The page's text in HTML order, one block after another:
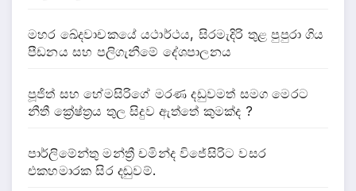
මහර ඛේදවාචකයේ යථාර්ථය, සිරමැදිරි තුළ පුපුරා ගිය
පීඩනය සහ පලිගැනීමේ දේශපාලනය
පූජිත් සහ හේමසිරිගේ මරණ දඩුවමත් සමග මෙරට
නීතී ක්‍රේෂ්ත්‍රය තුල සිදුව ඇත්තේ කුමක්ද ?
පාර්ලිමේන්තු මන්ත්‍රී චමින්ද විජේසිරිට වසර
එකහමාරක සිර දඬුවම්.